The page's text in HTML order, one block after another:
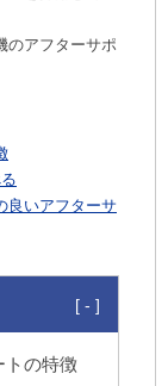
のアフターサポ
良いアフターサ
トの特徴